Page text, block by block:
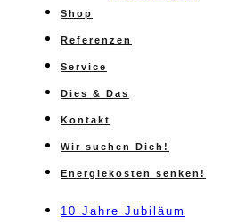
Shop
Referenzen
Service
Dies & Das
Kontakt
Wir suchen Dich!
Energiekosten senken!
10 Jahre Jubiläum